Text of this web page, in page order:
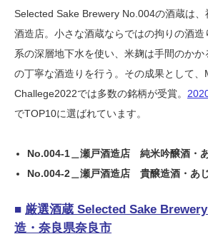
Selected Sake Brewery No.004の酒蔵は
酒造店。小さな酒蔵ならではの拘りの酒
系の深層地下水を使い、米麹は手間のか
の丁寧な酒造りを行う。その成果として、
Challege2022では多数の銘柄が受賞。
でTOP10に選ばれています。
No.004-1＿瀬戸酒造店 純米吟醸酒・
No.004-2＿瀬戸酒造店 貴醸造酒・あ
■ 厳選酒蔵 Selected Sake
造 ・奈良県奈良市